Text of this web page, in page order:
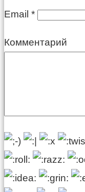
Email *
Комментарий